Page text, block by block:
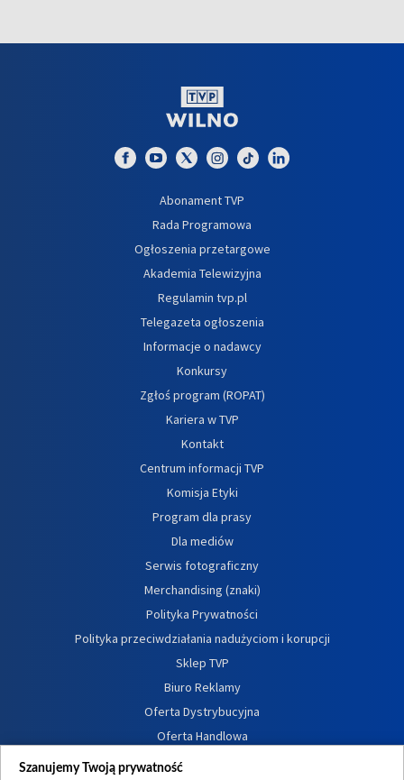
Abonament TVP
Rada Programowa
Ogłoszenia przetargowe
Akademia Telewizyjna
Regulamin tvp.pl
Telegazeta ogłoszenia
Informacje o nadawcy
Konkursy
Zgłoś program (ROPAT)
Kariera w TVP
Kontakt
Centrum informacji TVP
Komisja Etyki
Program dla prasy
Dla mediów
Serwis fotograficzny
Merchandising (znaki)
Polityka Prywatności
Polityka przeciwdziałania nadużyciom i korupcji
Sklep TVP
Biuro Reklamy
Oferta Dystrybucyjna
Oferta Handlowa
Dostępność
Szanujemy Twoją prywatność